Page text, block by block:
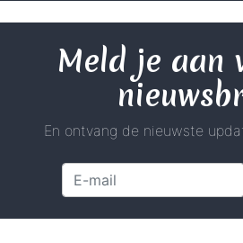
Meld je aan
En ontvang de nieuwste